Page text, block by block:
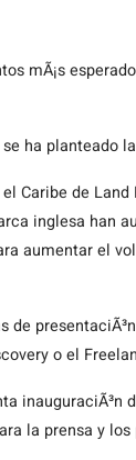
mÃ¡s
ha planteado
Caribe de
inglesa han
aumentar el
o el
inauguraciÃ³n
la prensa y